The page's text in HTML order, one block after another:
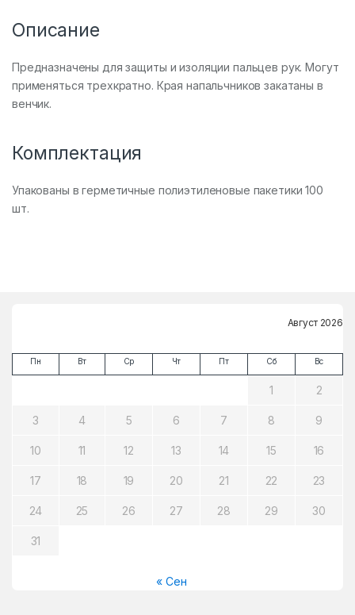
Описание
Предназначены для защиты и изоляции пальцев рук. Могут
применяться трехкратно. Края напальчников закатаны в
венчик.
Комплектация
Упакованы в герметичные полиэтиленовые пакетики 100
шт.
Август 2026
Пн Вт Ср Чт Пт Сб Вс
1 2
3 4 5 6 7 8 9
10 11 12 13 14 15 16
17 18 19 20 21 22 23
24 25 26 27 28 29 30
31
« Сен